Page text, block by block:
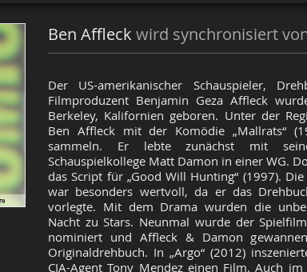
Ben Affleck wird synchronisiert
Der US-amerikanischer Schauspieler,
Filmproduzent Benjamin Geza Affleck
Berkeley, Kalifornien geboren. Unter der
Ben Affleck mit der Komödie „Mallrats“
sammeln. Er lebte zunächst mit
Schauspielkollege Matt Damon in einer WG.
das Script für „Good Will Hunting“ (1997).
war besonders wertvoll, da er das
vorlegte. Mit dem Drama wurden die
Nacht zu Stars. Neunmal wurde der
nominiert und Affleck & Damon
Originaldrehbuch. In „Argo“ (2012)
CIA-Agent Tony Mendez einen Film. Auch